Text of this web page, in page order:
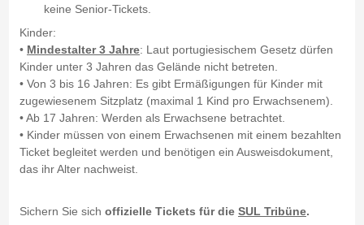
keine Senior-Tickets.
Kinder:
• Mindestalter 3 Jahre: Laut portugiesischem Gesetz dürfen
Kinder unter 3 Jahren das Gelände nicht betreten.
• Von 3 bis 16 Jahren: Es gibt Ermäßigungen für Kinder mit
zugewiesenem Sitzplatz (maximal 1 Kind pro Erwachsenem).
• Ab 17 Jahren: Werden als Erwachsene betrachtet.
• Kinder müssen von einem Erwachsenen mit einem bezahlten
Ticket begleitet werden und benötigen ein Ausweisdokument,
das ihr Alter nachweist.
Sichern Sie sich offizielle Tickets für die SUL Tribüne.